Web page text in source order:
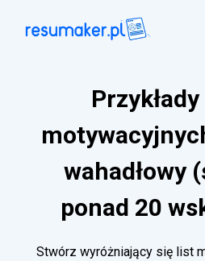
wahadłowy
ponad 20
Stwórz wyróżniający się list